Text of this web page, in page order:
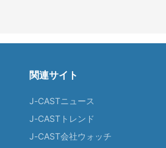
関連サイト
J-CASTニュース
J-CASTトレンド
J-CAST会社ウォッチ